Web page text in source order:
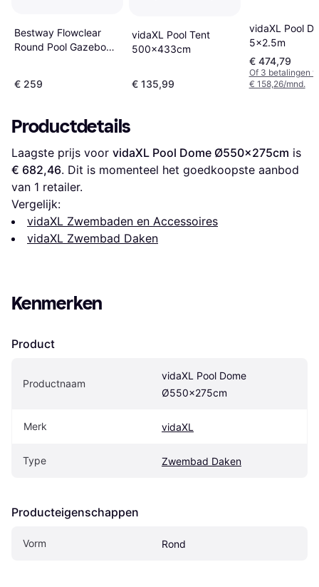
Bestway Flowclear
Round Pool Gazebo
€ 259
vidaXL Pool Tent
500x433cm
€ 135,99
vidaXL Pool
5x2.5m
€ 474,79
Of 3 betalingen
€ 158,26/mnd.
Productdetails
Laagste prijs voor vidaXL Pool Dome Ø550x275cm
€ 682,46. Dit is momenteel het goedkoopste aanbod
van 1 retailer.
Vergelijk:
vidaXL Zwembaden en Accessoires
vidaXL Zwembad Daken
Kenmerken
Product
Productnaam
vidaXL Pool Dome
Ø550x275cm
Merk vidaXL
Type Zwembad Daken
Producteigenschappen
Vorm Rond